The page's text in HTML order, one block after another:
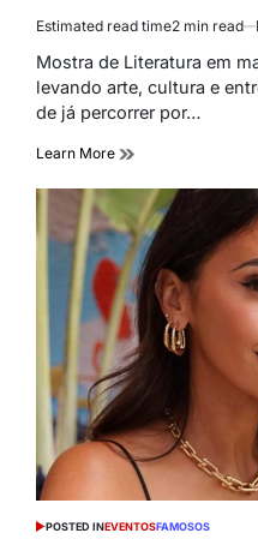
Estimated read time2 min read
Mostra de Literatura em
levando arte, cultura e
de já percorrer por…
Learn More
POSTED INEVENTOSFAMOSOS